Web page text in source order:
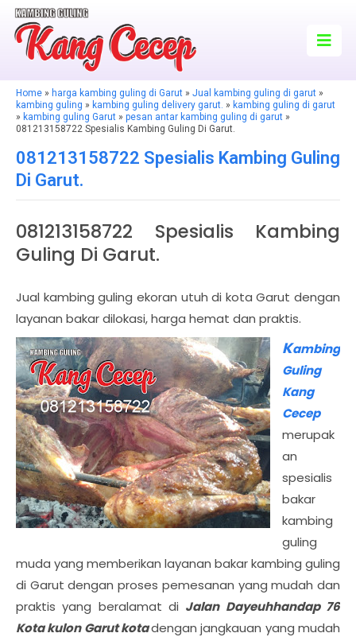
Home » harga kambing guling di Garut » Jual kambing guling di garut »
kambing guling » kambing guling delivery garut. » kambing guling di garut
» kambing guling Garut » pesan antar kambing guling di garut »
081213158722 Spesialis Kambing Guling Di Garut.
081213158722 Spesialis Kambing Guling
Di Garut.
081213158722 Spesialis Kambing
Guling Di Garut.
Jual kambing guling ekoran utuh di kota Garut dengan
layanan bakar dilokasi, harga hemat dan praktis.
Kambing
Guling
Kang
Cecep
merupak
an
spesialis
bakar
kambing
guling
muda yang memberikan layanan bakar kambing guling
di Garut dengan proses pemesanan yang mudah dan
praktis yang beralamat di Jalan Dayeuhhandap 76
Kota kulon Garut kotadengan jangkauan yang mudah